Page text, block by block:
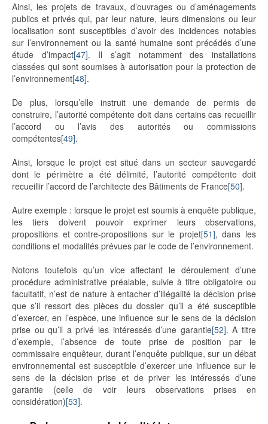
Ainsi, les projets de travaux, d’ouvrages ou d’aménagements
publics et privés qui, par leur nature, leurs dimensions ou leur
localisation sont susceptibles d’avoir des incidences notables
sur l’environnement ou la santé humaine sont précédés d’une
étude d’impact[47]. Il s’agit notamment des installations
classées qui sont soumises à autorisation pour la protection de
l’environnement[48].
De plus, lorsqu’elle instruit une demande de permis de
construire, l’autorité compétente doit dans certains cas recueillir
l’accord ou l’avis des autorités ou commissions
compétentes[49].
Ainsi, lorsque le projet est situé dans un secteur sauvegardé
dont le périmètre a été délimité, l’autorité compétente doit
recueillir l’accord de l’architecte des Bâtiments de France[50].
Autre exemple : lorsque le projet est soumis à enquête publique,
les tiers doivent pouvoir exprimer leurs observations,
propositions et contre-propositions sur le projet[51], dans les
conditions et modalités prévues par le code de l’environnement.
Notons toutefois qu’un vice affectant le déroulement d’une
procédure administrative préalable, suivie à titre obligatoire ou
facultatif, n’est de nature à entacher d’illégalité la décision prise
que s’il ressort des pièces du dossier qu’il a été susceptible
d’exercer, en l’espèce, une influence sur le sens de la décision
prise ou qu’il a privé les intéressés d’une garantie[52]. A titre
d’exemple, l’absence de toute prise de position par le
commissaire enquêteur, durant l’enquête publique, sur un débat
environnemental est susceptible d’exercer une influence sur le
sens de la décision prise et de priver les intéressés d’une
garantie (celle de voir leurs observations prises en
considération)[53].